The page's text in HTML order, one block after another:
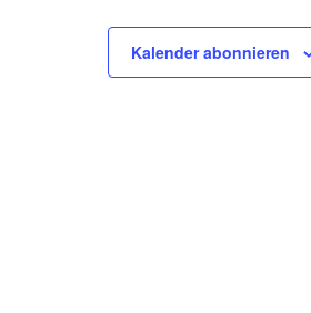
Kalender abonnieren